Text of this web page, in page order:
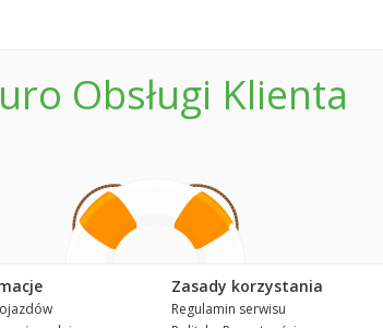
Obsługi Klienta
Zasady korzystania
Regulamin serwisu